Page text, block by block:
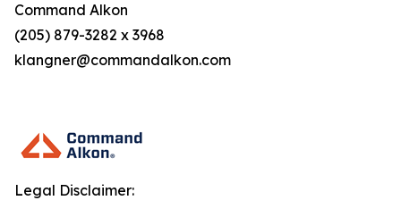
Command Alkon
(205) 879-3282 x 3968
klangner@commandalkon.com
Legal Disclaimer: